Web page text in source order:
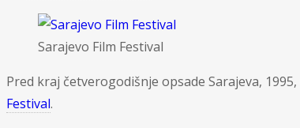
Sarajevo Film Festival
Pred kraj četverogodišnje opsade Sarajeva,
Festival.